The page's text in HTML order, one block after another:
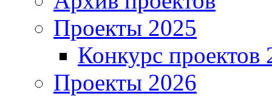
Проекты 2025
Конкурс проектов
Проекты 2026